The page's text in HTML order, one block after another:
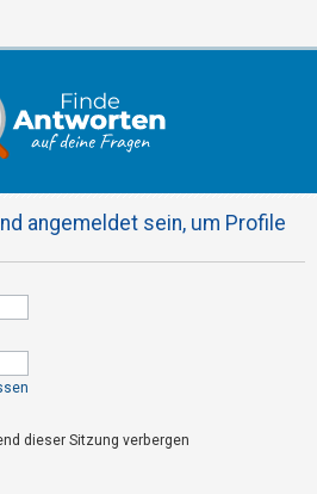
angemeldet sein, um Profile
dieser Sitzung verbergen